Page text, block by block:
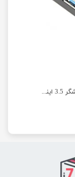
کیس رزبری پای 4 با قابلیت نصب فن و نمایشگر 3.5 اینچی - کد 413